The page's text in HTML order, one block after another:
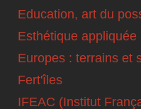
Education, art du
Esthétique appliquée
Europes : terrains et
Fert'îles
IFEAC (Institut